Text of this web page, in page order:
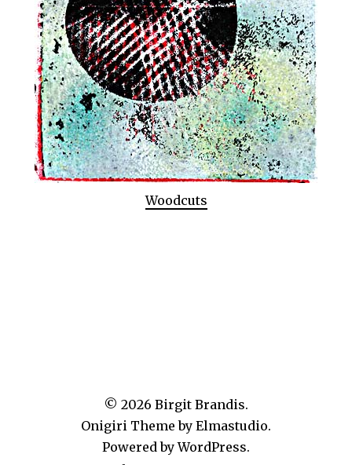
Woodcuts
© 2026 Birgit Brandis.
Onigiri Theme by Elmastudio.
Powered byWordPress.